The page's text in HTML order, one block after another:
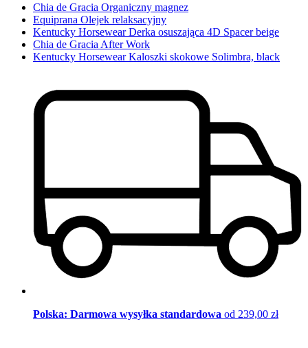
Chia de Gracia Organiczny magnez
Equiprana Olejek relaksacyjny
Kentucky Horsewear Derka osuszająca 4D Spacer beige
Chia de Gracia After Work
Kentucky Horsewear Kaloszki skokowe Solimbra, black
Polska: Darmowa wysyłka standardowa od 239,00 zł